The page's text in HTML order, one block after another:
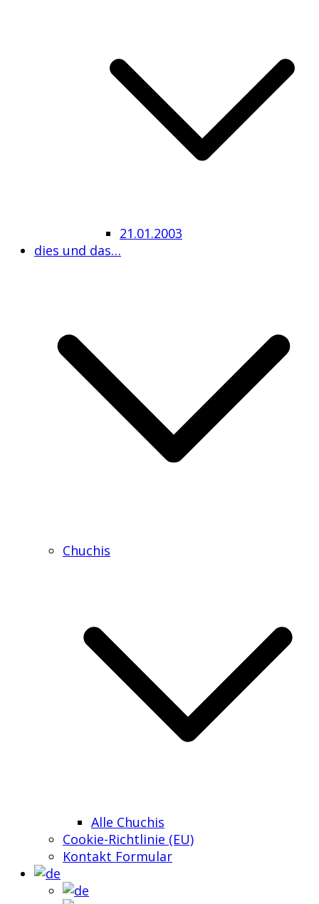
21.01.2003
dies und das…
Chuchis
Alle Chuchis
Cookie-Richtlinie (EU)
Kontakt Formular